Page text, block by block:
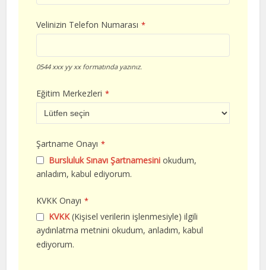
Velinizin Telefon Numarası *
0544 xxx yy xx formatında yazınız.
Eğitim Merkezleri *
Şartname Onayı *
Bursluluk Sınavı Şartnamesini okudum,
anladım, kabul ediyorum.
KVKK Onayı *
KVKK(Kişisel verilerin işlenmesiyle) ilgili
aydınlatma metnini okudum, anladım, kabul
ediyorum.